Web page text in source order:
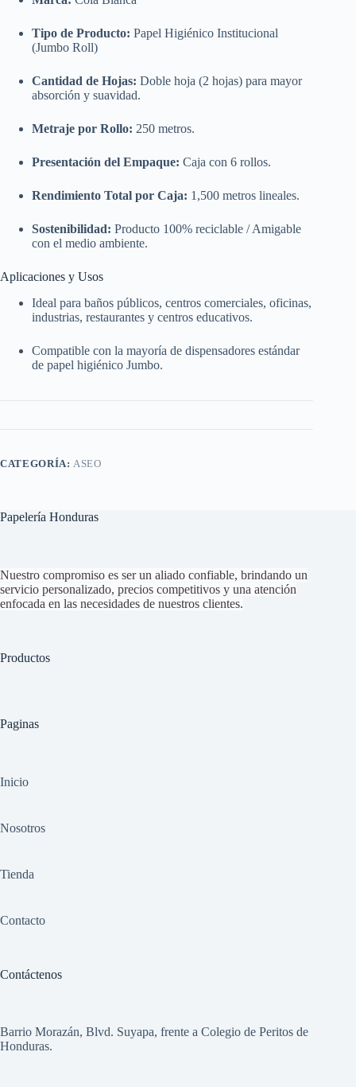
Tipo de Producto: Papel Higiénico Institucional
(Jumbo Roll)
Cantidad de Hojas: Doble hoja (2 hojas) para mayor
absorción y suavidad.
Metraje por Rollo: 250 metros.
Presentación del Empaque: Caja con 6 rollos.
Rendimiento Total por Caja: 1,500 metros lineales.
Sostenibilidad: Producto 100% reciclable / Amigable
con el medio ambiente.
Aplicaciones y Usos
Ideal para baños públicos, centros comerciales, oficinas,
industrias, restaurantes y centros educativos.
Compatible con la mayoría de dispensadores estándar
de papel higiénico Jumbo.
CATEGORÍA:ASEO
Papelería Honduras
Nuestro compromiso es ser un aliado confiable, brindando un
servicio personalizado, precios competitivos y una atención
enfocada en las necesidades de nuestros clientes.
Productos
Paginas
Inicio
Nosotros
Tienda
Contacto
Contáctenos
Barrio Morazán, Blvd. Suyapa, frente a Colegio de Peritos de
Honduras.